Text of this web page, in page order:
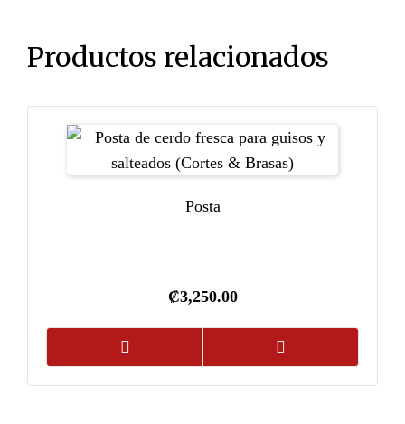
Productos relacionados
Posta
₡3,250.00